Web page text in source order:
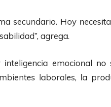
secundario. Hoy
agrega.
emocional no
laborales, la